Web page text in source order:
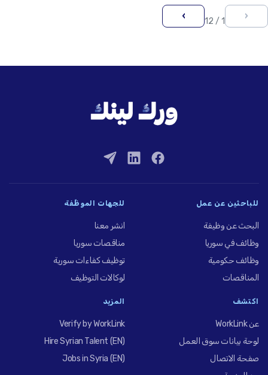
‹
1 / 12
›
للباحثين عن عمل
البحث عن وظيفة
وظائف في سوريا
وظائف حكومية
المناقصات
للجهات الموظِّفة
انشر معنا
مناقصات سوريا
توظيف كفاءات سورية
لوكالات التوظيف
اكتشف
عن WorkLink
لوحة بيانات سوق العمل
صفحة الاتصال
المزيد
Verify by WorkLink
Hire Syrian Talent (EN)
Jobs in Syria (EN)